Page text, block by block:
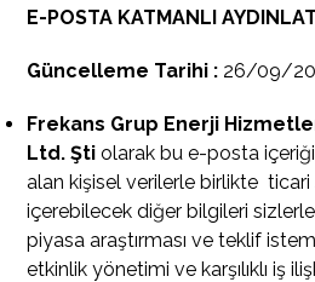
E-POSTA KATMANLI
Güncelleme Tarihi : 26/09/
Frekans Grup Enerji
Ltd. Şti olarak bu e-posta
alan kişisel verilerle birlikte ticari
içerebilecek diğer bilgileri
piyasa araştırması ve teklif
etkinlik yönetimi ve karşılıklı iş